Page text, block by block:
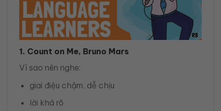
1. Count on Me, Bruno Mars
Vì sao nên nghe:
giai điệu chậm, dễ chịu
lời khá rõ